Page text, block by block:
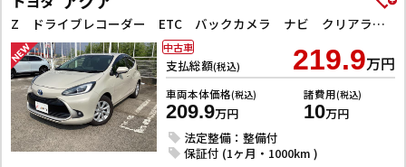
Z ドライブレコーダー ETC バックカメラ ナビ クリアランスソナー オートクルーズコントロール レーンアシスト 衝突被害軽減システム アルミホイール LEDヘッドランプ スマートキー 電動格納ミラー
支払総額(税込) 219.9万円
車両本体価格(税込)
209.9万円
諸費用(税込)
10万円
法定整備：整備付
保証付 (1ヶ月・1000km )
中古車